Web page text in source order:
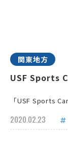
関東地方
USF Sports
「USF Sports
2020.02.23